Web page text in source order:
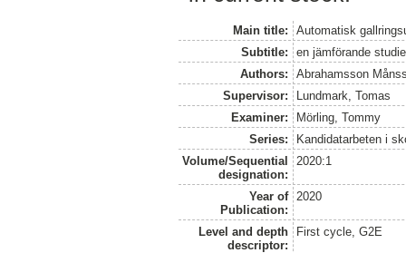
Main title:
Automatisk
Subtitle:
en jämförande
Authors:
Abrahamsson
Supervisor:
Lundmark, Tomas
Examiner:
Mörling, Tommy
Series:
Kandidatarbeten i
Volume/Sequential
designation:
2020:1
Year of
Publication:
2020
Level and depth
descriptor:
First cycle, G2E